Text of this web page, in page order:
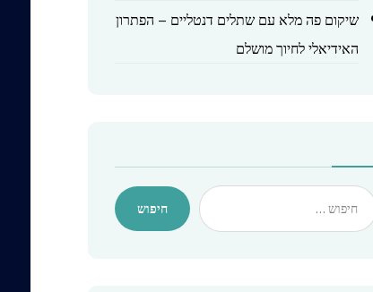
שיקום פה מלא עם שתלים דנטליים – הפתרון
האידיאלי לחיוך מושלם